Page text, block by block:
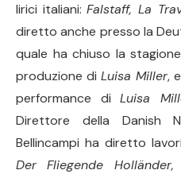
lirici italiani:Falstaff, La
diretto anche presso la
quale ha chiuso la
produzione di Luisa Miller,
performance diLuisa
Direttore della Danish
Bellincampi ha diretto
Der Fliegende